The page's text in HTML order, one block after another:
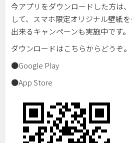
今アプリをダウンロードした方は
して、スマホ限定オリジナル壁紙
出来るキャンペーンも実施中です。
ダウンロードはこちらからどうぞ。
●Google Play
●App Store